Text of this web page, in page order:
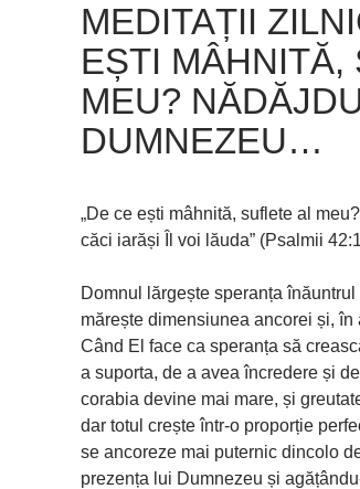
MEDITAȚII
EȘTI MÂHNITĂ,
MEU?
DUMNEZEU…
„De ce ești mâhnită, suflete al
căci iarăși Îl voi lăuda” (Psalmii
Domnul lărgește speranța
mărește dimensiunea ancorei și,
Când El face ca speranța să
a suporta, de a avea încredere și
corabia devine mai mare, și
dar totul crește într-o proporție
se ancoreze mai puternic dincolo
prezența lui Dumnezeu și